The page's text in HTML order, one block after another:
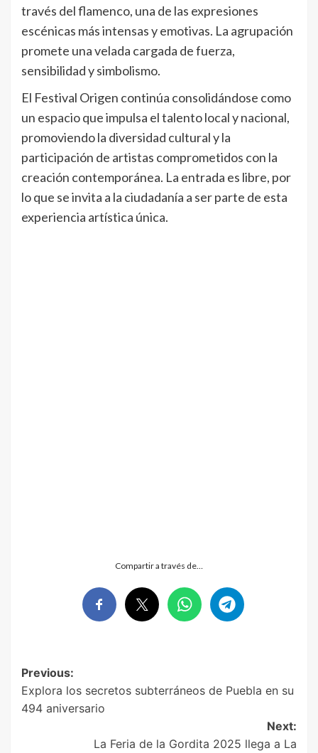
través del flamenco, una de las expresiones
escénicas más intensas y emotivas. La agrupación
promete una velada cargada de fuerza,
sensibilidad y simbolismo.
El Festival Origen continúa consolidándose como
un espacio que impulsa el talento local y nacional,
promoviendo la diversidad cultural y la
participación de artistas comprometidos con la
creación contemporánea. La entrada es libre, por
lo que se invita a la ciudadanía a ser parte de esta
experiencia artística única.
Compartir a través de…
Post
navigation
Previous:
Explora los secretos subterráneos de Puebla en su
494 aniversario
Next:
La Feria de la Gordita 2025 llega a La